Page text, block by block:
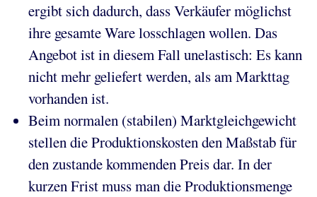
ergibt sich dadurch, dass Verkäufer möglichst
ihre gesamte Ware losschlagen wollen. Das
Angebot ist in diesem Fall unelastisch: Es kann
nicht mehr geliefert werden, als am Markttag
vorhanden ist.
Beim normalen (stabilen) Marktgleichgewicht
stellen die Produktionskosten den Maßstab für
den zustande kommenden Preis dar. In der
kurzen Frist muss man die Produktionsmenge